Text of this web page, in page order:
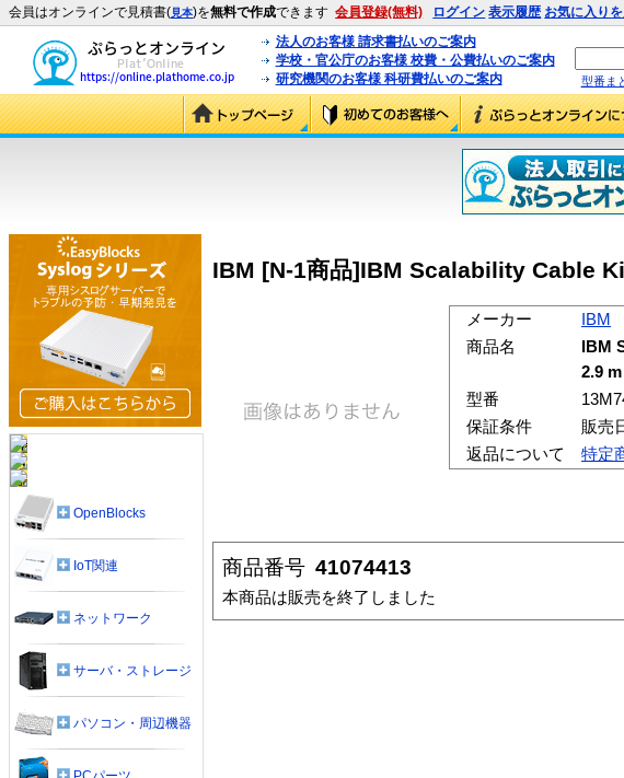
会員はオンラインで見積書(見本)を無料で作成できます 会員登録(無料) ログイン 表示履歴 お気に入り
法人のお客様 請求書払いのご案内
学校・官公庁のお客様 校費・公費払いのご案内
研究機関のお客様 科研費払いのご案内
型番ま
IBM [N-1商品]IBM Scalability Cable
メーカー
IBM
商品名
IBM
2.9 m
型番
保証条件
販売
返品について
特定
商品番号 41074413
本商品は販売を終了しました
OpenBlocks
IoT関連
ネットワーク
サーバ・ストレージ
パソコン・周辺機器